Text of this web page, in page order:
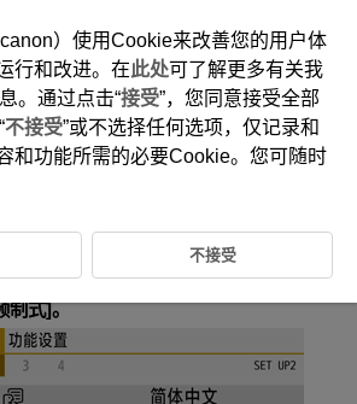
制式]。
）使用Cookie来改善您的用户体
行和改进。在此处可了解更多有关我
。通过点击“接受”，您同意接受全部
不接受”或不选择任何选项，仅记录和
和功能所需的必要Cookie。您可随时
不接受